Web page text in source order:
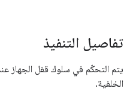
تفاصيل التنفيذ
يتم التحكّم في سلوك قفل الجهاز
الخلفية.